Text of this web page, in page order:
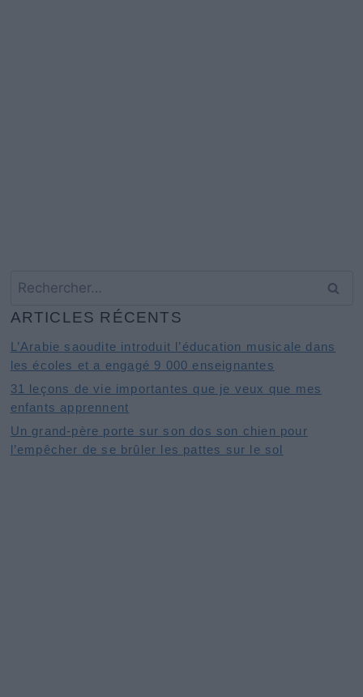
Rechercher :
ARTICLES RÉCENTS
L’Arabie saoudite introduit l’éducation musicale dans
les écoles et a engagé 9 000 enseignantes
31 leçons de vie importantes que je veux que mes
enfants apprennent
Un grand-père porte sur son dos son chien pour
l’empêcher de se brûler les pattes sur le sol